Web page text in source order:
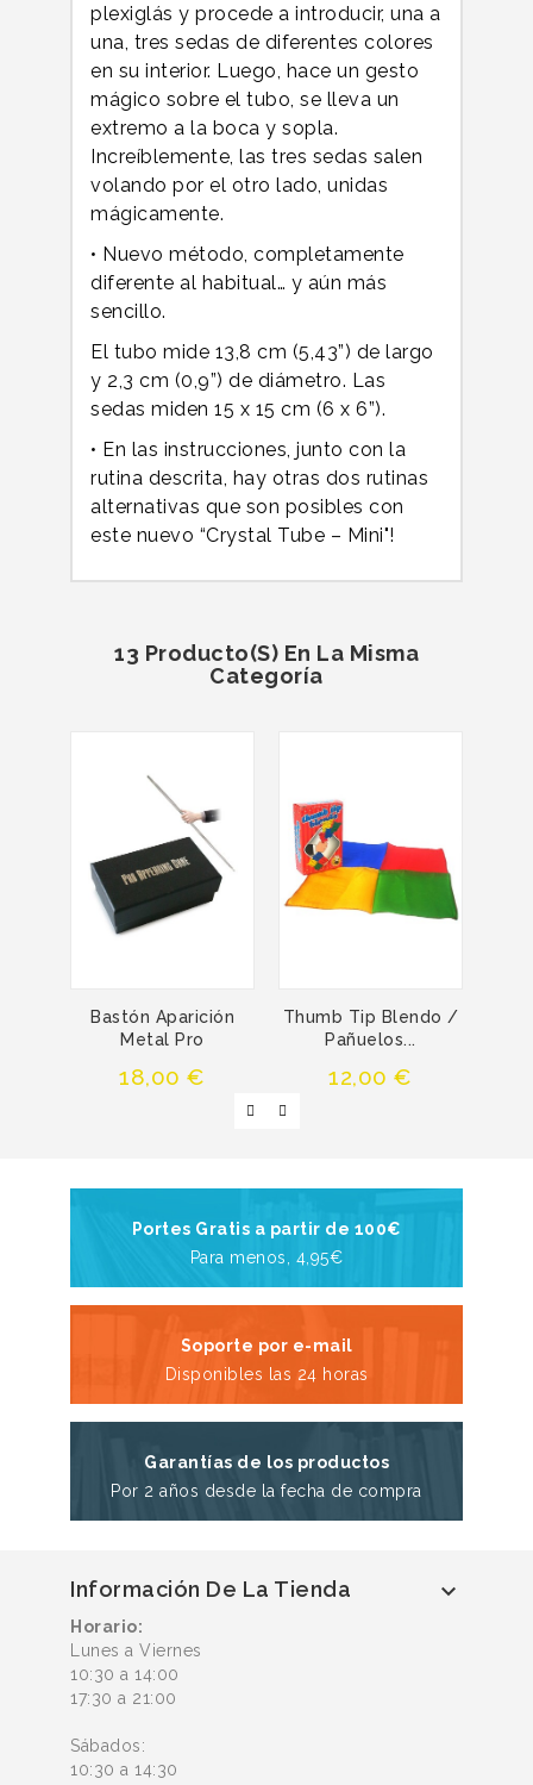
plexiglás y procede a introducir, una a
una, tres sedas de diferentes colores
en su interior. Luego, hace un gesto
mágico sobre el tubo, se lleva un
extremo a la boca y sopla.
Increíblemente, las tres sedas salen
volando por el otro lado, unidas
mágicamente.
• Nuevo método, completamente
diferente al habitual… y aún más
sencillo.
El tubo mide 13,8 cm (5,43”) de largo
y 2,3 cm (0,9”) de diámetro. Las
sedas miden 15 x 15 cm (6 x 6”).
• En las instrucciones, junto con la
rutina descrita, hay otras dos rutinas
alternativas que son posibles con
este nuevo “Crystal Tube – Mini"!
13 Producto(s) En La Misma
Categoría
Bastón Aparición
Metal Pro
Precio
18,00 €
Thumb Tip Blendo /
Pañuelos...
Precio
12,00 €
Portes Gratis a partir de 100€
Para menos, 4,95€
Soporte por e-mail
Disponibles las 24 horas
Garantías de los productos
Por 2 años desde la fecha de compra
Información De La Tienda 
Horario:
Lunes a Viernes
10:30 a 14:00
17:30 a 21:00
Sábados:
10:30 a 14:30